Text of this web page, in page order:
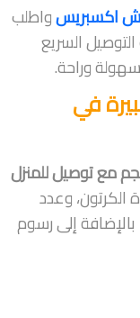
اكسبريسواطلب
السريع
وراحة.
في
مع توصيل للمنزل
وعدد
إلى رسوم